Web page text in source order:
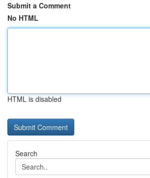
Submit a Comment
No HTML
HTML is disabled
Search